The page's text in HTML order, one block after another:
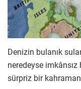
Denizin bulanık
neredeyse
sürpriz bir